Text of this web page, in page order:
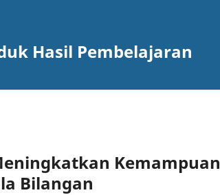
Hasil Pembelajaran
Kemampuan
Bilangan